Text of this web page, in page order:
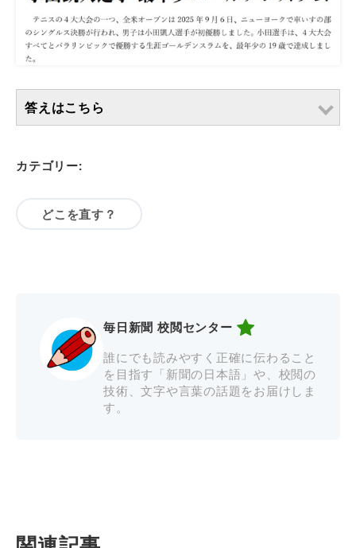
答えはこちら
カテゴリー:
どこを直す？
毎日新聞 校閲センター
誰にでも読みやすく正確に伝わること
を目指す「新聞の日本語」や、校閲の
技術、文字や言葉の話題をお届けしま
す。